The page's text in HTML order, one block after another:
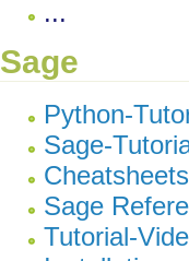
...
Sage
Python-
Sage-
Cheatsheets
Sage
Tutorial-